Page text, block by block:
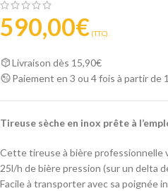
590,00€ (T.T.C).
Livraison dès 15,90€
Paiement en 3 ou 4 fois à partir de
Tireuse sèche en inox prête à
Cette tireuse à bière professionnelle
25l/h de bière pression (sur un delta
Facile à transporter avec sa poignée